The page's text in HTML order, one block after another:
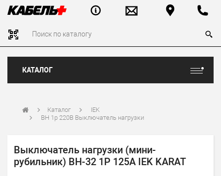
КАТАЛОГ
Каталог
IEK
ВН 1р 220В Выключатель нагрузки
Выключатель нагрузки (мини-
рубильник) ВН-32 1P 125А IEK KARAT